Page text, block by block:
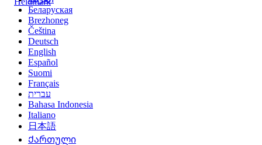
Беларуская
Brezhoneg
Čeština
Deutsch
English
Español
Suomi
Français
עברית
Bahasa Indonesia
Italiano
日本語
Ქართული